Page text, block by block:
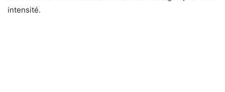
intensité.